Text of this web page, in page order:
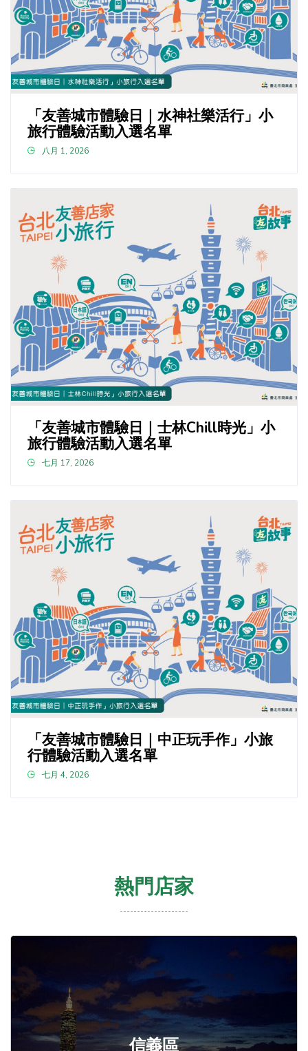
「友善城市體驗日｜水神社樂活行」小
旅行體驗活動入選名單
八月 1, 2026
「友善城市體驗日｜士林Chill時光」小
旅行體驗活動入選名單
七月 17, 2026
「友善城市體驗日｜中正玩手作」小旅
行體驗活動入選名單
七月 4, 2026
熱門店家
信義區